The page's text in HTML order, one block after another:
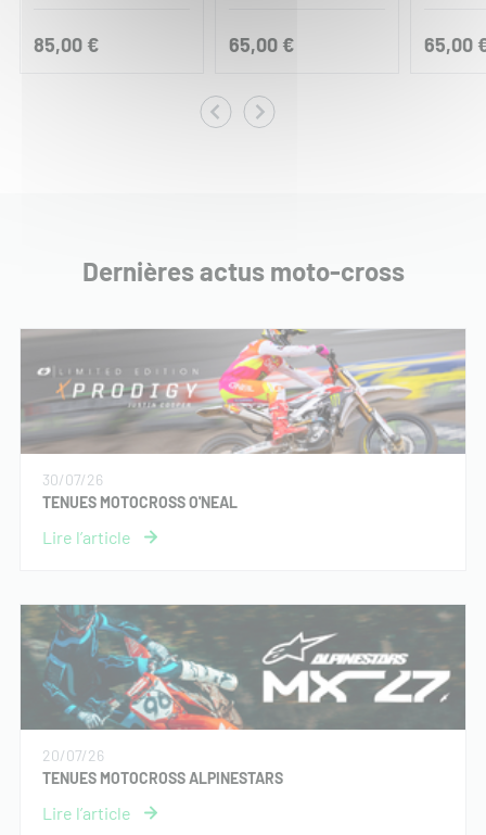
85,00 € 65,00 € 65,00
Dernières actus moto-cross
30/07/26
TENUES MOTOCROSS O'NEAL
20/07/26
TENUES MOTOCROSS ALPINESTARS